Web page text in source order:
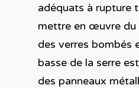
adéquats à rupture
mettre en œuvre du
des verres bombés
basse de la serre
des panneaux